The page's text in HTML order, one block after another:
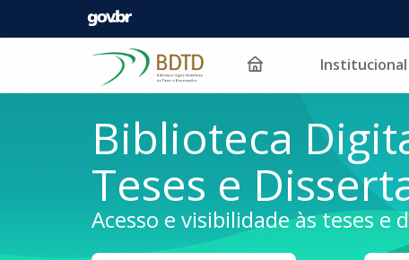
Pular para o conteúdo Institucional
Biblioteca
Teses e
Acesso e visibilidade às teses e